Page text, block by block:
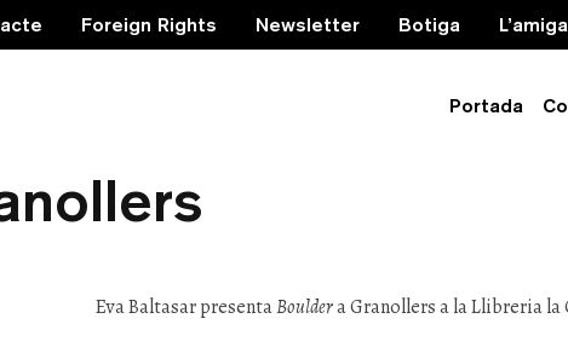
Foreign Rights Newsletter Botiga
Portada
Baltasar —
Eva Baltasar presentaBouldera Granollers a la Llibreria la